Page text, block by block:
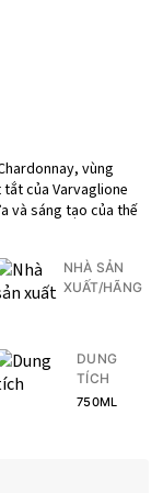
vùng
tắt của Varvaglione
và sáng tạo của thế
NHÀ SẢN
XUẤT/HÃNG
DUNG
TÍCH
750ML